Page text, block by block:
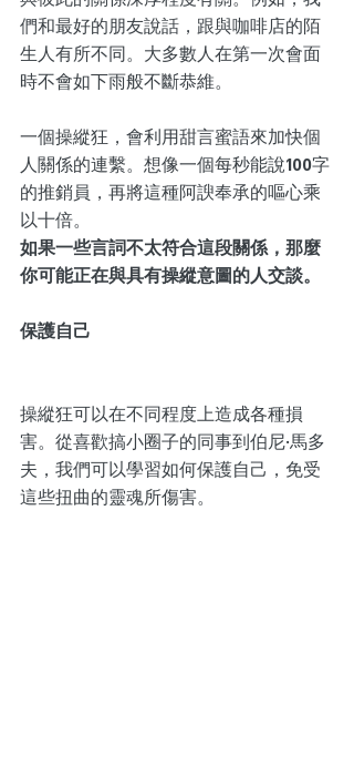
們和最好的朋友說話，跟與咖啡店的陌
生人有所不同。大多數人在第一次會面
時不會如下雨般不斷恭維。
一個操縱狂，會利用甜言蜜語來加快個
人關係的連繫。想像一個每秒能說100字
的推銷員，再將這種阿諛奉承的嘔心乘
以十倍。
如果一些言詞不太符合這段關係，那麼
你可能正在與具有操縱意圖的人交談。
保護自己
操縱狂可以在不同程度上造成各種損
害。從喜歡搞小圈子的同事到伯尼·馬多
夫，我們可以學習如何保護自己，免受
這些扭曲的靈魂所傷害。